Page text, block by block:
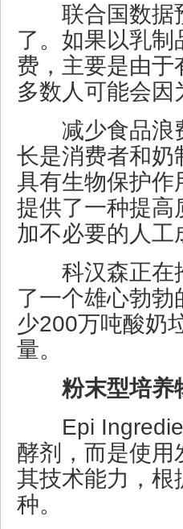
联合国数据预
了。如果以乳
费，主要是由于
多数人可能会
减少食品浪费
长是消费者和奶
具有生物保护作
提供了一种提高
加不必要的人工
科汉森正在推
了一个雄心勃
少200万吨酸奶
量。
粉末型培养
Epi
酵剂，而是使用
其技术能力，根
种。